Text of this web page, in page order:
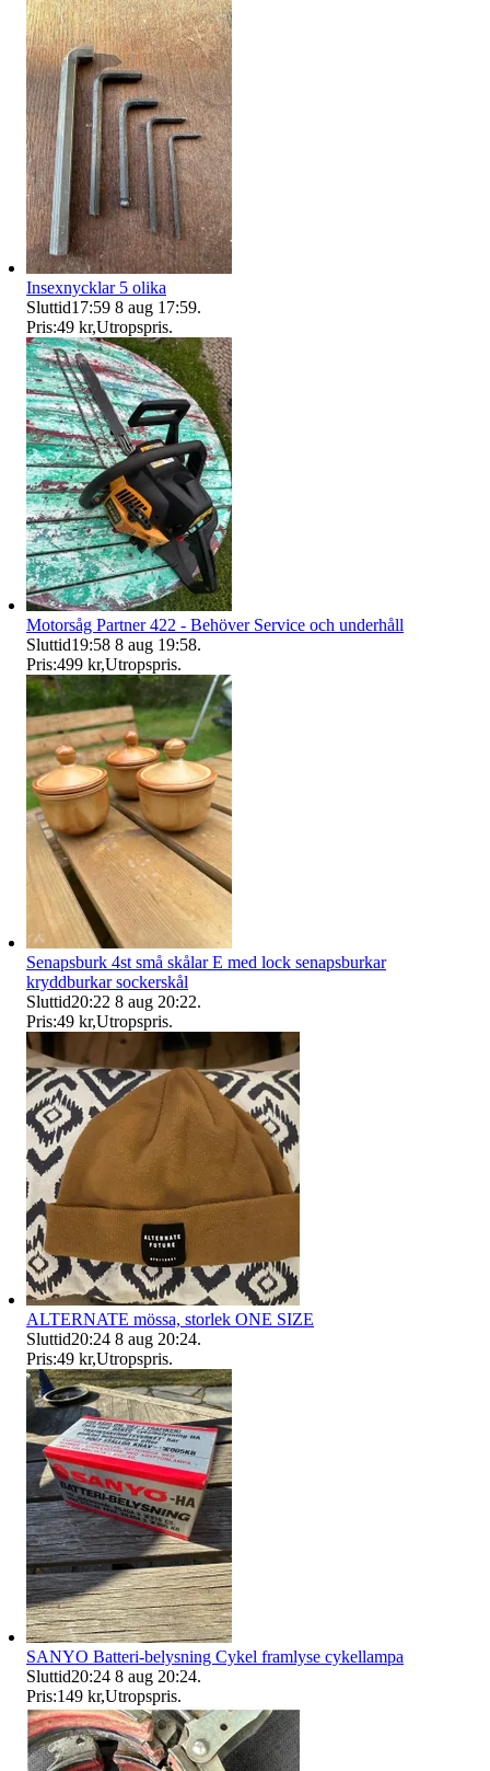
Insexnycklar 5 olika
Sluttid17:59 8 aug 17:59.
Pris:49 kr,Utropspris.
Motorsåg Partner 422 - Behöver Service och underhåll
Sluttid19:58 8 aug 19:58.
Pris:499 kr,Utropspris.
Senapsburk 4st små skålar E med lock senapsburkar
kryddburkar sockerskål
Sluttid20:22 8 aug 20:22.
Pris:49 kr,Utropspris.
ALTERNATE mössa, storlek ONE SIZE
Sluttid20:24 8 aug 20:24.
Pris:49 kr,Utropspris.
SANYO Batteri-belysning Cykel framlyse cykellampa
Sluttid20:24 8 aug 20:24.
Pris:149 kr,Utropspris.